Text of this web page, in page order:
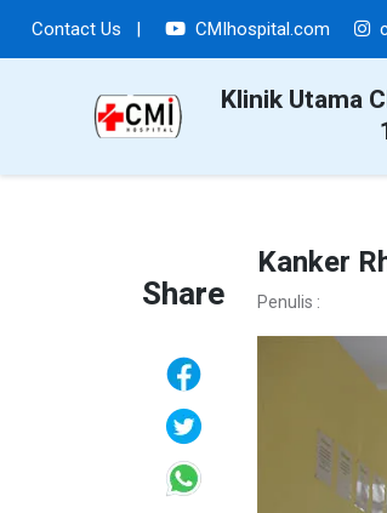
Contact Us | CMIhospital.com
Klinik Utama
Share
Kanker
Penulis :